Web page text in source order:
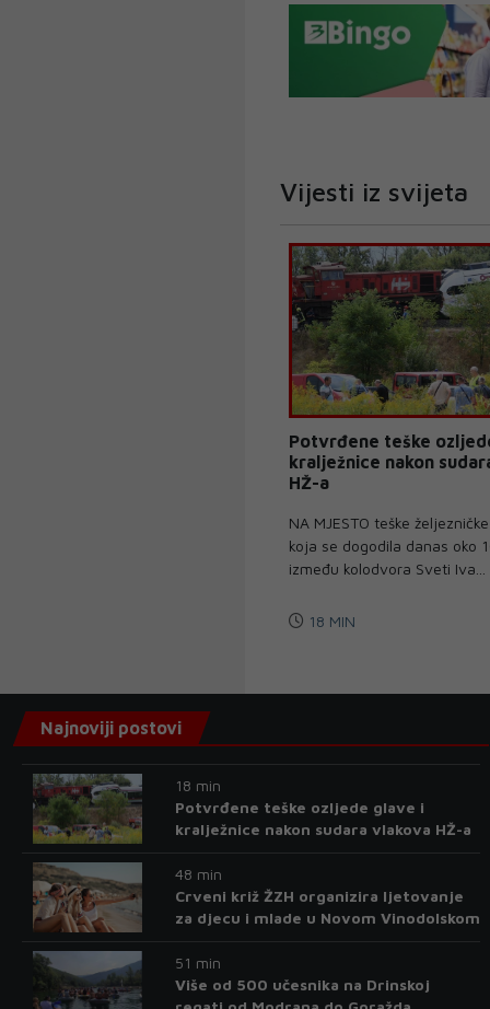
Vijesti iz svijeta
Potvrđene teške
kralježnice nakon
HŽ-a
NA MJESTO teške
koja se dogodila danas oko
između kolodvora Sveti Iva...
18 MIN
Najnoviji postovi
18 min
Potvrđene teške ozljede glave i
kralježnice nakon sudara vlakova HŽ-a
48 min
Crveni križ ŽZH organizira ljetovanje
za djecu i mlade u Novom Vinodolskom
51 min
Više od 500 učesnika na Drinskoj